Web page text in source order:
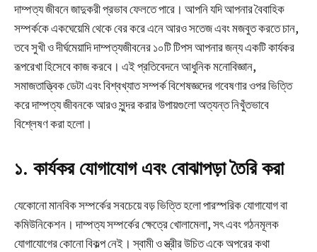
দাম্পত্য জীবনে জাদুকরী প্রভাব ফেলতে পারে। আপনি যদি আপনার বৈবাহিক
সম্পর্ককে একঘেয়েমি থেকে বের করে এনে আরও সতেজ এবং মজবুত করতে চান,
তবে সুখী ও দীর্ঘমেয়াদি দাম্পত্যজীবনের ১০টি টিপস আপনার জন্য একটি কার্যকর
রূপরেখা হিসেবে কাজ করবে। এই প্রতিবেদনে আধুনিক মনোবিজ্ঞান,
সমাজতাত্ত্বিক ডেটা এবং বিশ্বখ্যাত সম্পর্ক বিশেষজ্ঞদের গবেষণার ওপর ভিত্তি
করে দাম্পত্য জীবনকে আরও সুন্দর করার উপায়গুলো অত্যন্ত নিখুঁতভাবে
বিশ্লেষণ করা হলো।
১. কার্যকর যোগাযোগ এবং বোঝাপড়া তৈরি করা
যেকোনো মানবিক সম্পর্কের সবচেয়ে বড় ভিত্তি হলো পারস্পরিক যোগাযোগ বা
কমিউনিকেশন। দাম্পত্য সম্পর্কের ক্ষেত্রে খোলামেলা, সৎ এবং গঠনমূলক
যোগাযোগের কোনো বিকল্প নেই। স্বামী ও স্ত্রীর উচিত একে অপরের কথা